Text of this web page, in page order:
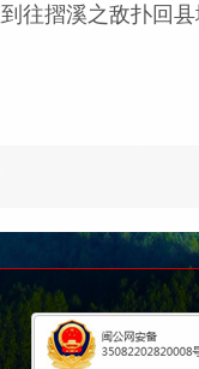
往摺溪之敌扑回